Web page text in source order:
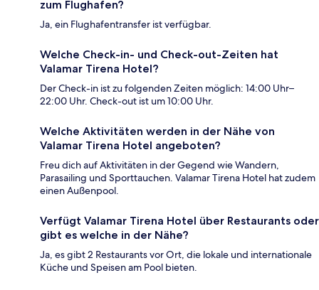
zum Flughafen?
Ja, ein Flughafentransfer ist verfügbar.
Welche Check-in- und Check-out-Zeiten hat
Valamar Tirena Hotel?
Der Check-in ist zu folgenden Zeiten möglich: 14:00 Uhr–
22:00 Uhr. Check-out ist um 10:00 Uhr.
Welche Aktivitäten werden in der Nähe von
Valamar Tirena Hotel angeboten?
Freu dich auf Aktivitäten in der Gegend wie Wandern,
Parasailing und Sporttauchen. Valamar Tirena Hotel hat zudem
einen Außenpool.
Verfügt Valamar Tirena Hotel über Restaurants oder
gibt es welche in der Nähe?
Ja, es gibt 2 Restaurants vor Ort, die lokale und internationale
Küche und Speisen am Pool bieten.